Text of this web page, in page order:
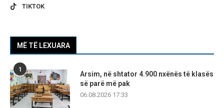
TIKTOK
MË TË LEXUARA
1
Arsim, në shtator 4.900 nxënës të klasës
së parë më pak
06.08.2026 17:33